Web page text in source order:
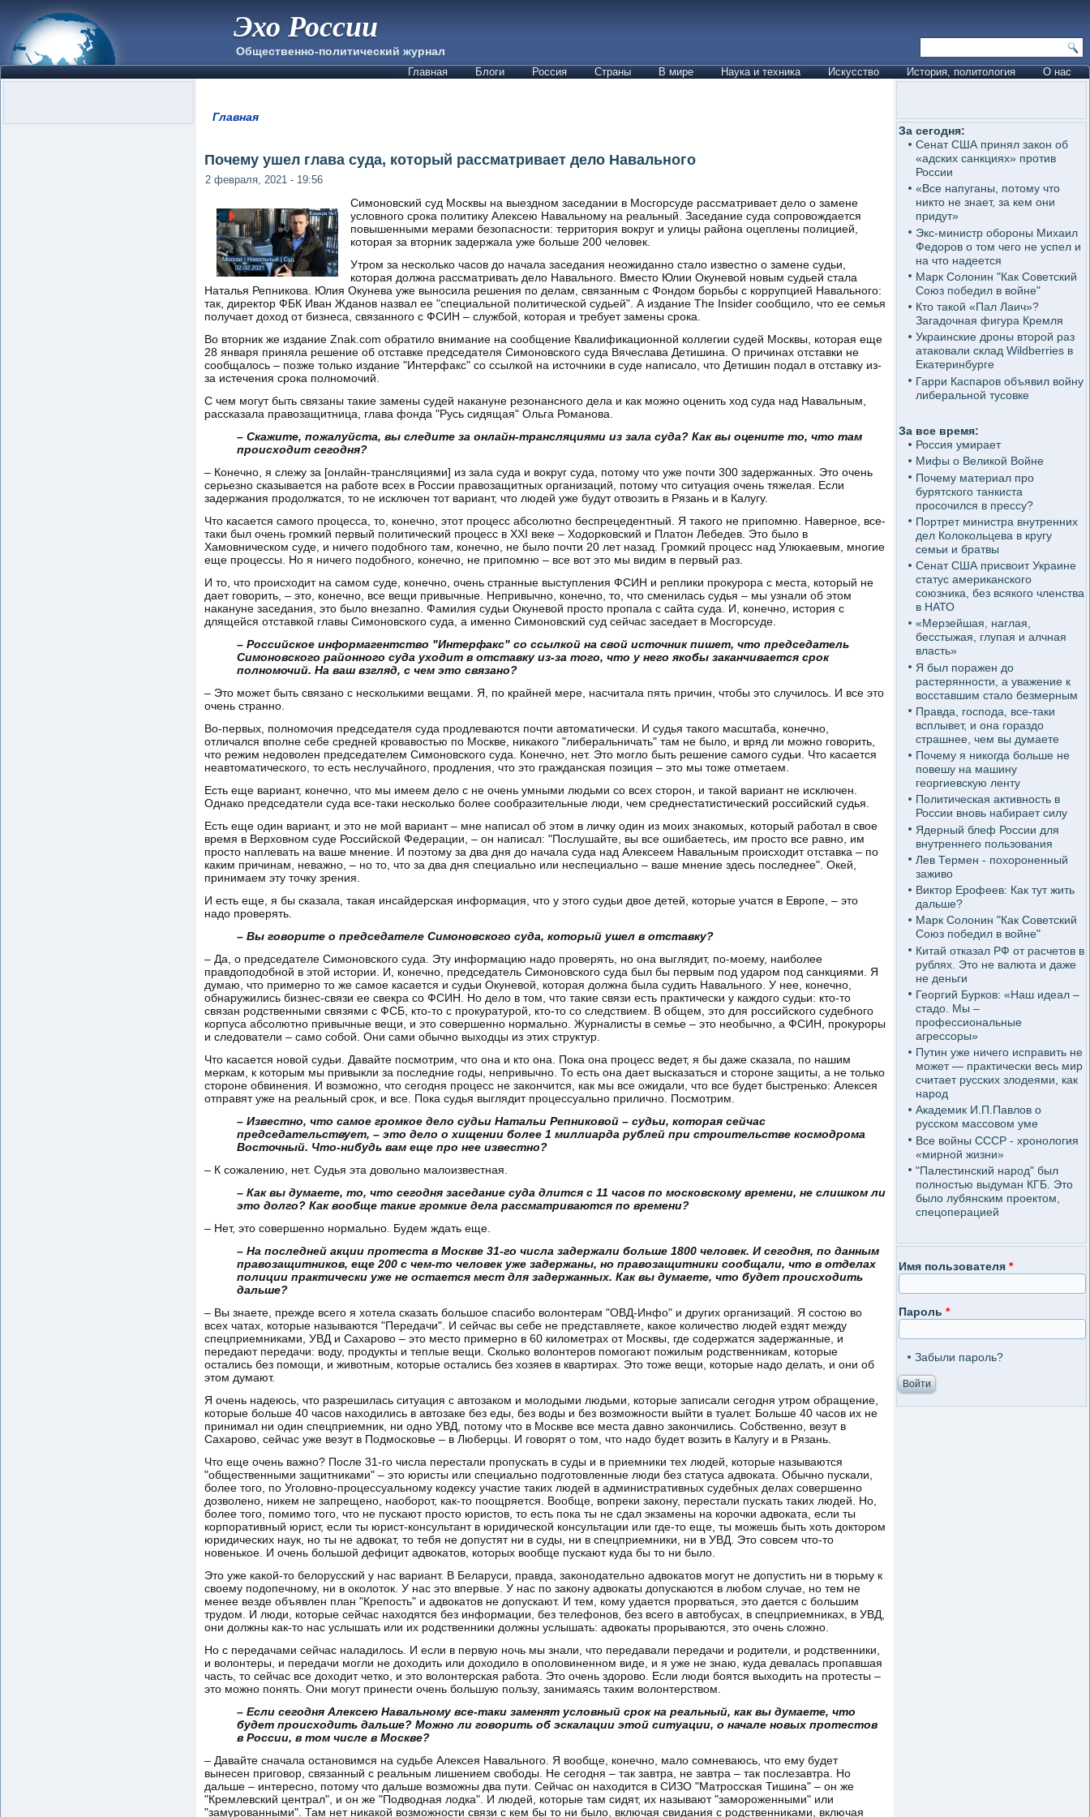
Эхо России
Общественно-политический журнал
Главная Блоги Россия Страны В мире Наука и техника Искусство История, политология О нас
Главная
Почему ушел глава суда, который рассматривает дело Навального
2 февраля, 2021 - 19:56
Симоновский суд Москвы на выездном заседании в Мосгорсуде рассматривает дело о замене
условного срока политику Алексею Навальному на реальный. Заседание суда сопровождается
повышенными мерами безопасности: территория вокруг и улицы района оцеплены полицией,
которая за вторник задержала уже больше 200 человек.
Утром за несколько часов до начала заседания неожиданно стало известно о замене судьи,
которая должна рассматривать дело Навального. Вместо Юлии Окуневой новым судьей стала
Наталья Репникова. Юлия Окунева уже выносила решения по делам, связанным с Фондом борьбы с коррупцией Навального:
так, директор ФБК Иван Жданов назвал ее "специальной политической судьей". А издание The Insider сообщило, что ее семья
получает доход от бизнеса, связанного с ФСИН – службой, которая и требует замены срока.
Во вторник же издание Znak.com обратило внимание на сообщение Квалификационной коллегии судей Москвы, которая еще
28 января приняла решение об отставке председателя Симоновского суда Вячеслава Детишина. О причинах отставки не
сообщалось – позже только издание "Интерфакс" со ссылкой на источники в суде написало, что Детишин подал в отставку из-
за истечения срока полномочий.
С чем могут быть связаны такие замены судей накануне резонансного дела и как можно оценить ход суда над Навальным,
рассказала правозащитница, глава фонда "Русь сидящая" Ольга Романова.
– Скажите, пожалуйста, вы следите за онлайн-трансляциями из зала суда? Как вы оцените то, что там
происходит сегодня?
– Конечно, я слежу за [онлайн-трансляциями] из зала суда и вокруг суда, потому что уже почти 300 задержанных. Это очень
серьезно сказывается на работе всех в России правозащитных организаций, потому что ситуация очень тяжелая. Если
задержания продолжатся, то не исключен тот вариант, что людей уже будут отвозить в Рязань и в Калугу.
Что касается самого процесса, то, конечно, этот процесс абсолютно беспрецедентный. Я такого не припомню. Наверное, все-
таки был очень громкий первый политический процесс в XXI веке – Ходорковский и Платон Лебедев. Это было в
Хамовническом суде, и ничего подобного там, конечно, не было почти 20 лет назад. Громкий процесс над Улюкаевым, многие
еще процессы. Но я ничего подобного, конечно, не припомню – все вот это мы видим в первый раз.
И то, что происходит на самом суде, конечно, очень странные выступления ФСИН и реплики прокурора с места, который не
дает говорить, – это, конечно, все вещи привычные. Непривычно, конечно, то, что сменилась судья – мы узнали об этом
накануне заседания, это было внезапно. Фамилия судьи Окуневой просто пропала с сайта суда. И, конечно, история с
длящейся отставкой главы Симоновского суда, а именно Симоновский суд сейчас заседает в Мосгорсуде.
– Российское информагентство "Интерфакс" со ссылкой на свой источник пишет, что председатель
Симоновского районного суда уходит в отставку из-за того, что у него якобы заканчивается срок
полномочий. На ваш взгляд, с чем это связано?
– Это может быть связано с несколькими вещами. Я, по крайней мере, насчитала пять причин, чтобы это случилось. И все это
очень странно.
Во-первых, полномочия председателя суда продлеваются почти автоматически. И судья такого масштаба, конечно,
отличался вполне себе средней кровавостью по Москве, никакого "либеральничать" там не было, и вряд ли можно говорить,
что режим недоволен председателем Симоновского суда. Конечно, нет. Это могло быть решение самого судьи. Что касается
неавтоматического, то есть неслучайного, продления, что это гражданская позиция – это мы тоже отметаем.
Есть еще вариант, конечно, что мы имеем дело с не очень умными людьми со всех сторон, и такой вариант не исключен.
Однако председатели суда все-таки несколько более сообразительные люди, чем среднестатистический российский судья.
Есть еще один вариант, и это не мой вариант – мне написал об этом в личку один из моих знакомых, который работал в свое
время в Верховном суде Российской Федерации, – он написал: "Послушайте, вы все ошибаетесь, им просто все равно, им
просто наплевать на ваше мнение. И поэтому за два дня до начала суда над Алексеем Навальным происходит отставка – по
каким причинам, неважно, – но то, что за два дня специально или неспециально – ваше мнение здесь последнее". Окей,
принимаем эту точку зрения.
И есть еще, я бы сказала, такая инсайдерская информация, что у этого судьи двое детей, которые учатся в Европе, – это
надо проверять.
– Вы говорите о председателе Симоновского суда, который ушел в отставку?
– Да, о председателе Симоновского суда. Эту информацию надо проверять, но она выглядит, по-моему, наиболее
правдоподобной в этой истории. И, конечно, председатель Симоновского суда был бы первым под ударом под санкциями. Я
думаю, что примерно то же самое касается и судьи Окуневой, которая должна была судить Навального. У нее, конечно,
обнаружились бизнес-связи ее свекра со ФСИН. Но дело в том, что такие связи есть практически у каждого судьи: кто-то
связан родственными связями с ФСБ, кто-то с прокуратурой, кто-то со следствием. В общем, это для российского судебного
корпуса абсолютно привычные вещи, и это совершенно нормально. Журналисты в семье – это необычно, а ФСИН, прокуроры
и следователи – само собой. Они сами обычно выходцы из этих структур.
Что касается новой судьи. Давайте посмотрим, что она и кто она. Пока она процесс ведет, я бы даже сказала, по нашим
меркам, к которым мы привыкли за последние годы, непривычно. То есть она дает высказаться и стороне защиты, а не только
стороне обвинения. И возможно, что сегодня процесс не закончится, как мы все ожидали, что все будет быстренько: Алексея
отправят уже на реальный срок, и все. Пока судья выглядит процессуально прилично. Посмотрим.
– Известно, что самое громкое дело судьи Натальи Репниковой – судьи, которая сейчас
председательствует, – это дело о хищении более 1 миллиарда рублей при строительстве космодрома
Восточный. Что-нибудь вам еще про нее известно?
– К сожалению, нет. Судья эта довольно малоизвестная.
– Как вы думаете, то, что сегодня заседание суда длится с 11 часов по московскому времени, не слишком ли
это долго? Как вообще такие громкие дела рассматриваются по времени?
– Нет, это совершенно нормально. Будем ждать еще.
– На последней акции протеста в Москве 31-го числа задержали больше 1800 человек. И сегодня, по данным
правозащитников, еще 200 с чем-то человек уже задержаны, но правозащитники сообщали, что в отделах
полиции практически уже не остается мест для задержанных. Как вы думаете, что будет происходить
дальше?
– Вы знаете, прежде всего я хотела сказать большое спасибо волонтерам "ОВД-Инфо" и других организаций. Я состою во
всех чатах, которые называются "Передачи". И сейчас вы себе не представляете, какое количество людей ездят между
спецприемниками, УВД и Сахарово – это место примерно в 60 километрах от Москвы, где содержатся задержанные, и
передают передачи: воду, продукты и теплые вещи. Сколько волонтеров помогают пожилым родственникам, которые
остались без помощи, и животным, которые остались без хозяев в квартирах. Это тоже вещи, которые надо делать, и они об
этом думают.
Я очень надеюсь, что разрешилась ситуация с автозаком и молодыми людьми, которые записали сегодня утром обращение,
которые больше 40 часов находились в автозаке без еды, без воды и без возможности выйти в туалет. Больше 40 часов их не
принимал ни один спецприемник, ни одно УВД, потому что в Москве все места давно закончились. Собственно, везут в
Сахарово, сейчас уже везут в Подмосковье – в Люберцы. И говорят о том, что надо будет возить в Калугу и в Рязань.
Что еще очень важно? После 31-го числа перестали пропускать в суды и в приемники тех людей, которые называются
"общественными защитниками" – это юристы или специально подготовленные люди без статуса адвоката. Обычно пускали,
более того, по Уголовно-процессуальному кодексу участие таких людей в административных судебных делах совершенно
дозволено, никем не запрещено, наоборот, как-то поощряется. Вообще, вопреки закону, перестали пускать таких людей. Но,
более того, помимо того, что не пускают просто юристов, то есть пока ты не сдал экзамены на корочки адвоката, если ты
корпоративный юрист, если ты юрист-консультант в юридической консультации или где-то еще, ты можешь быть хоть доктором
юридических наук, но ты не адвокат, то тебя не допустят ни в суды, ни в спецприемники, ни в УВД. Это совсем что-то
новенькое. И очень большой дефицит адвокатов, которых вообще пускают куда бы то ни было.
Это уже какой-то белорусский у нас вариант. В Беларуси, правда, законодательно адвокатов могут не допустить ни в тюрьму к
своему подопечному, ни в околоток. У нас это впервые. У нас по закону адвокаты допускаются в любом случае, но тем не
менее везде объявлен план "Крепость" и адвокатов не допускают. И тем, кому удается прорваться, это дается с большим
трудом. И люди, которые сейчас находятся без информации, без телефонов, без всего в автобусах, в спецприемниках, в УВД,
они должны как-то нас услышать или их родственники должны услышать: адвокаты прорываются, это очень сложно.
Но с передачами сейчас наладилось. И если в первую ночь мы знали, что передавали передачи и родители, и родственники,
и волонтеры, и передачи могли не доходить или доходило в ополовиненном виде, и я уже не знаю, куда девалась пропавшая
часть, то сейчас все доходит четко, и это волонтерская работа. Это очень здорово. Если люди боятся выходить на протесты –
это можно понять. Они могут принести очень большую пользу, занимаясь таким волонтерством.
– Если сегодня Алексею Навальному все-таки заменят условный срок на реальный, как вы думаете, что
будет происходить дальше? Можно ли говорить об эскалации этой ситуации, о начале новых протестов
в России, в том числе в Москве?
– Давайте сначала остановимся на судьбе Алексея Навального. Я вообще, конечно, мало сомневаюсь, что ему будет
вынесен приговор, связанный с реальным лишением свободы. Не сегодня – так завтра, не завтра – так послезавтра. Но
дальше – интересно, потому что дальше возможны два пути. Сейчас он находится в СИЗО "Матросская Тишина" – он же
"Кремлевский централ", и он же "Подводная лодка". И людей, которые там сидят, их называют "замороженными" или
"замурованными". Там нет никакой возможности связи с кем бы то ни было, включая свидания с родственниками, включая
За сегодня:
Сенат США принял закон об
«адских санкциях» против
России
«Все напуганы, потому что
никто не знает, за кем они
придут»
Экс-министр обороны Михаил
Федоров о том чего не успел и
на что надеется
Марк Солонин "Как Советский
Союз победил в войне"
Кто такой «Пал Лаич»?
Загадочная фигура Кремля
Украинские дроны второй раз
атаковали склад Wildberries в
Екатеринбурге
Гарри Каспаров объявил войну
либеральной тусовке
За все время:
Россия умирает
Мифы о Великой Войне
Почему материал про
бурятского танкиста
просочился в прессу?
Портрет министра внутренних
дел Колокольцева в кругу
семьи и братвы
Сенат США присвоит Украине
статус американского
союзника, без всякого членства
в НАТО
«Мерзейшая, наглая,
бесстыжая, глупая и алчная
власть»
Я был поражен до
растерянности, а уважение к
восставшим стало безмерным
Правда, господа, все-таки
всплывет, и она гораздо
страшнее, чем вы думаете
Почему я никогда больше не
повешу на машину
георгиевскую ленту
Политическая активность в
России вновь набирает силу
Ядерный блеф России для
внутреннего пользования
Лев Термен - похороненный
заживо
Виктор Ерофеев: Как тут жить
дальше?
Марк Солонин "Как Советский
Союз победил в войне"
Китай отказал РФ от расчетов в
рублях. Это не валюта и даже
не деньги
Георгий Бурков: «Наш идеал –
стадо. Мы –
профессиональные
агрессоры»
Путин уже ничего исправить не
может — практически весь мир
считает русских злодеями, как
народ
Академик И.П.Павлов о
русском массовом уме
Все войны СССР - хронология
«мирной жизни»
"Палестинский народ" был
полностью выдуман КГБ. Это
было лубянским проектом,
спецоперацией
Имя пользователя *
Пароль *
Забыли пароль?